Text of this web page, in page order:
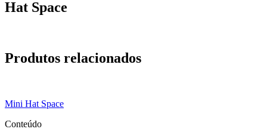
Hat Space
Produtos relacionados
Mini Hat Space
Conteúdo